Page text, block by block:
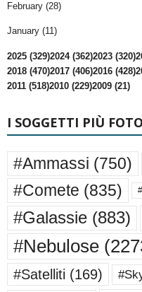
February (28)
January (11)
2025 (329)2024 (362)2023 (320)
2018 (470)2017 (406)2016 (428)
2011 (518)2010 (229)2009 (21)
I SOGGETTI PIÙ
#Ammassi (750)
#Comete (835)
#Galassie (883)
#Nebulose
#Satelliti (169)